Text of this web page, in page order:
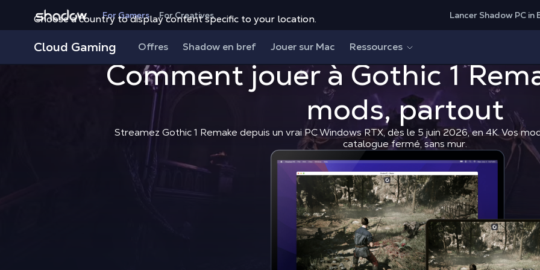
Choose a country to display content specific to your location.
Shadow.tech For Gamers For Creatives Lancer Shadow PC in
Cloud Gaming Offres Shadow en bref Jouer sur Mac Ressources
Comment jouer à Gothic 1
Shadow Blog How to play
Comment jouer àGothic 1
mods, partout
Streamez Gothic 1 Remake depuis un vrai PC Windows RTX, dès le 5 juin 2026, en 4K. Vos
catalogue fermé, sans mur.